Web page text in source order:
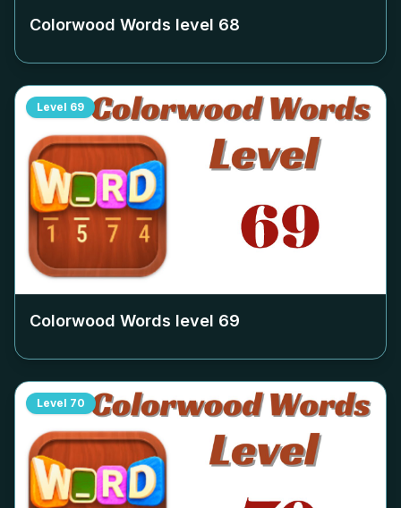
Colorwood Words level 68
Level 69
Colorwood Words level 69
Level 70